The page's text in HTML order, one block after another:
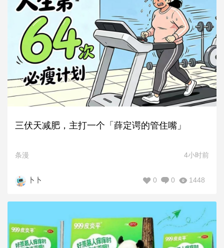
三伏天减肥，主打一个「薛定谔的管住嘴」
条漫 4小时前
卜卜 1448
0
0